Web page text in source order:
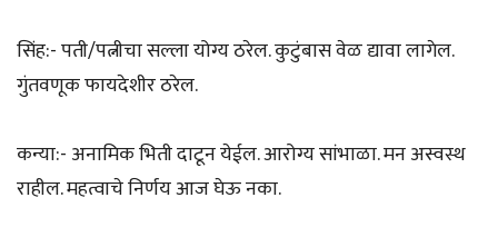
सिंह:- पती/पत्नीचा सल्ला योग्य ठरेल. कुटुंबास वेळ द्यावा लागेल.
गुंतवणूक फायदेशीर ठरेल.
कन्या:- अनामिक भिती दाटून येईल. आरोग्य सांभाळा. मन अस्वस्थ
राहील. महत्वाचे निर्णय आज घेऊ नका.